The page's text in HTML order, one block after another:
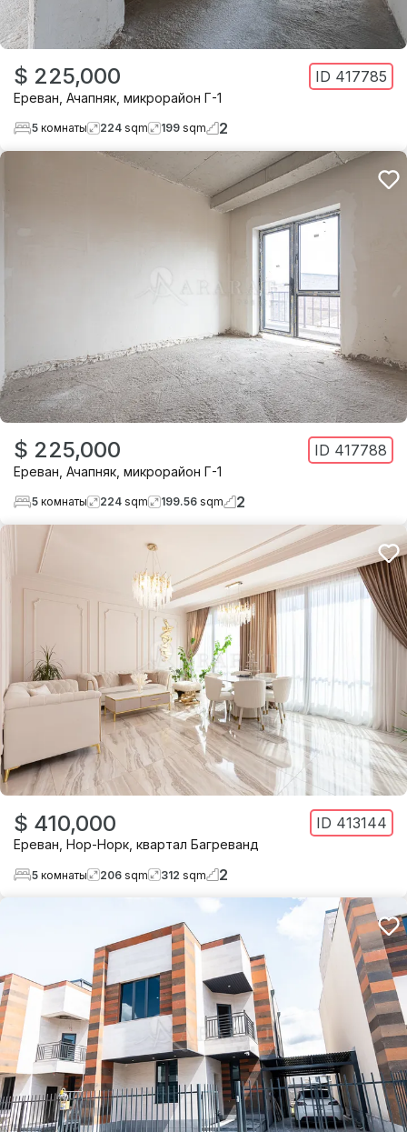
$ 225,000 ID 417785
Ереван Ачапняк микрорайон Г-1
5 комнаты 224 sqm 199 sqm 2
$ 225,000 ID 417788
Ереван Ачапняк микрорайон Г-1
5 комнаты 224 sqm 199.56 sqm 2
$ 410,000 ID 413144
Ереван Нор-Норк квартал Багреванд
5 комнаты 206 sqm 312 sqm 2